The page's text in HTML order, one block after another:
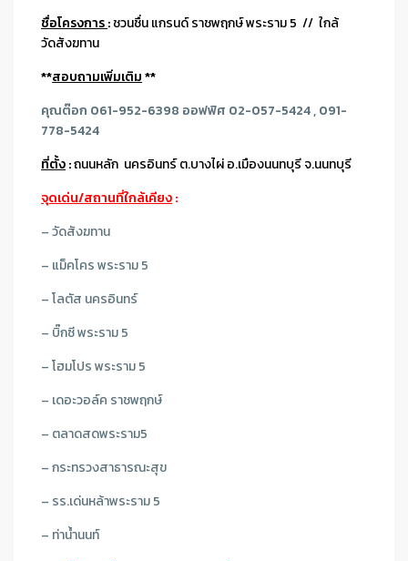
ชื่อโครงการ:ชวนชื่น แกรนด์ ราชพฤกษ์ พระราม 5 // ใกล้
วัดสังฆทาน
**สอบถามเพิ่มเติม**
คุณต๊อก 061-952-6398 ออฟฟิศ 02-057-5424 , 091-
778-5424
ที่ตั้ง:ถนนหลัก นครอินทร์ ต.บางไผ่ อ.เมืองนนทบุรี จ.นนทบุรี
จุดเด่น/สถานที่ใกล้เคียง:
– วัดสังฆทาน
– แม็คโคร พระราม 5
– โลตัส นครอินทร์
– บิ๊กซี พระราม 5
– โฮมโปร พระราม 5
– เดอะวอล์ค ราชพฤกษ์
– ตลาดสดพระราม5
– กระทรวงสาธารณะสุข
– รร.เด่นหล้าพระราม 5
– ท่าน้ำนนท์